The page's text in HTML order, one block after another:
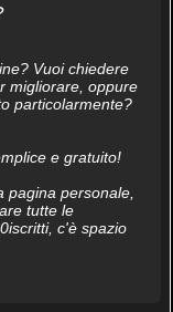
Vuoi chiedere
migliorare, oppure
particolarmente?
e gratuito!
pagina personale,
tutte le
c'è spazio